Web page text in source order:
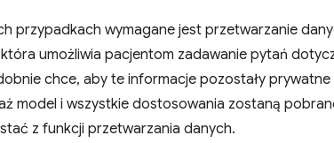
przypadkach wymagane jest przetwarzanie
umożliwia pacjentom zadawanie pytań
chce, aby te informacje pozostały prywatne
model i wszystkie dostosowania zostaną
z funkcji przetwarzania danych.